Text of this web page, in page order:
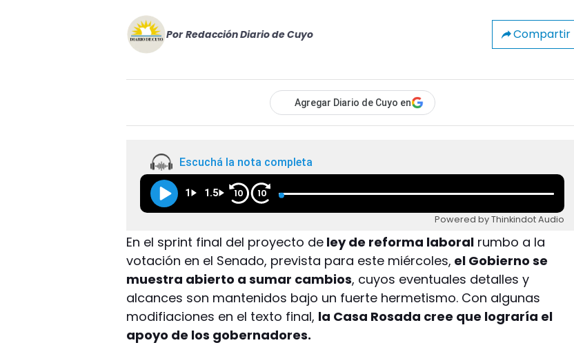
Por Redacción Diario de Cuyo Compartir
Agregar Diario de Cuyo en
Escuchá la nota completa
1 1.5 10 10
Powered by Thinkindot Audio
En el sprint final del proyecto de ley de reforma laboral rumbo a la
votación en el Senado, prevista para este miércoles, el Gobierno se
muestra abierto a sumar cambios, cuyos eventuales detalles y
alcances son mantenidos bajo un fuerte hermetismo. Con algunas
modifiaciones en el texto final, la Casa Rosada cree que lograría el
apoyo de los gobernadores.